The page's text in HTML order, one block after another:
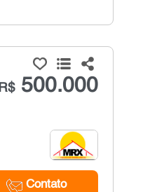
R$500.000
Contato